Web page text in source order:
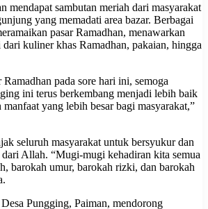
mendapat sambutan meriah dari masyarakat
yang memadati area bazar. Berbagai
pasar Ramadhan, menawarkan
kuliner khas Ramadhan, pakaian, hingga
Ramadhan pada sore hari ini, semoga
ini terus berkembang menjadi lebih baik
yang lebih besar bagi masyarakat,”
seluruh masyarakat untuk bersyukur dan
Allah. “Mugi-mugi kehadiran kita semua
barokah umur, barokah rizki, dan barokah
Pungging, Paiman, mendorong